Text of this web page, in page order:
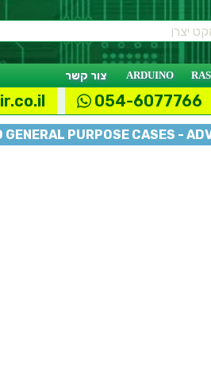
ARDUINO צור קשר
054-6077766
PURPOSE CASES -